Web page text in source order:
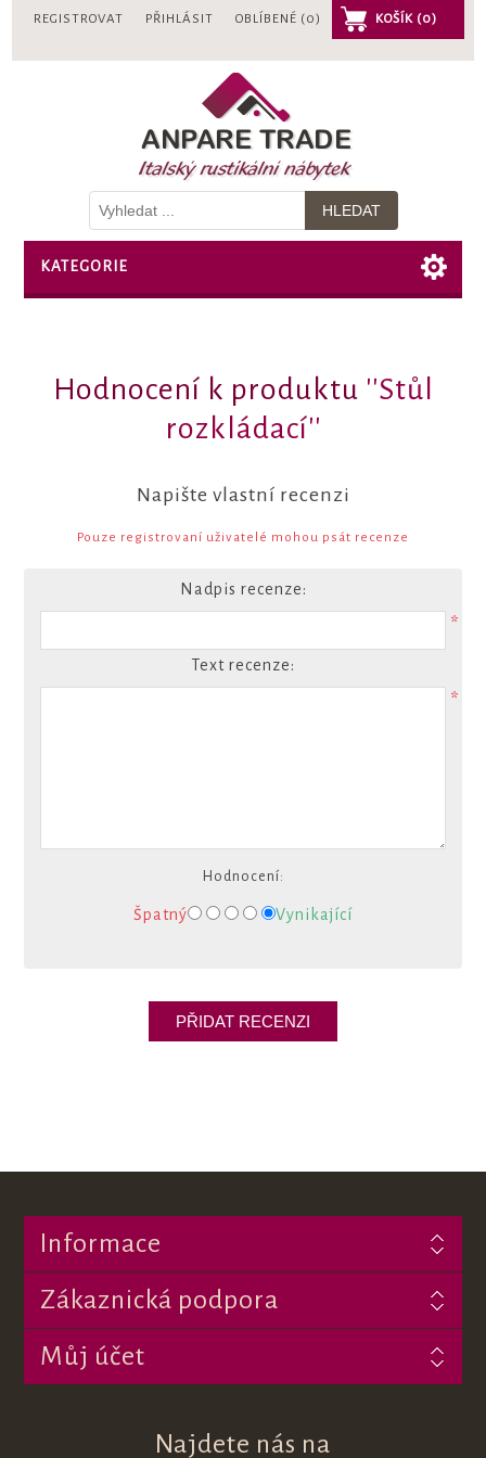
REGISTROVAT PŘIHLÁSIT OBLÍBENÉ (0) KOŠÍK (0)
KATEGORIE
Hodnocení k produktu
Stůl
rozkládací
Napište vlastní recenzi
Pouze registrovaní uživatelé mohou psát recenze
Nadpis recenze:
*
Text recenze:
*
Hodnocení:
Špatný Vynikající
Informace
Zákaznická podpora
Můj účet
Najdete nás na